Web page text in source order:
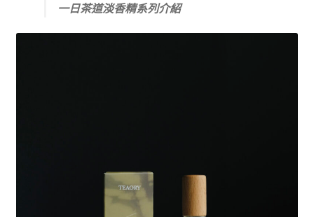
一日茶道淡香精系列介紹